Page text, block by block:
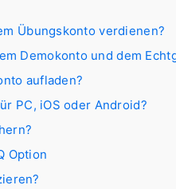
Übungskonto verdienen?
Demokonto und dem
aufladen?
PC, iOS oder Android?
Option